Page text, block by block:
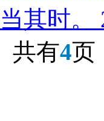
当其时。
共有4页